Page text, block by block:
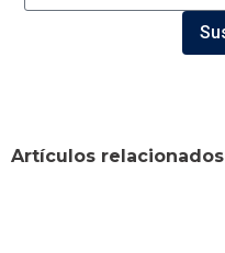
Artículos relacionados